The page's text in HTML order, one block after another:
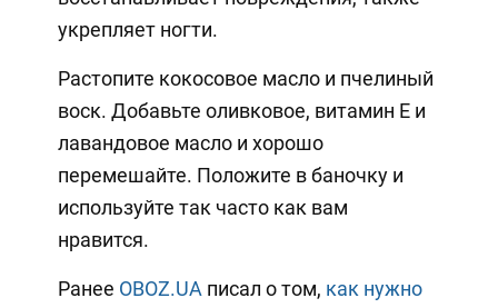
укрепляет ногти.
Растопите кокосовое масло и пчелиный
воск. Добавьте оливковое, витамин Е и
лавандовое масло и хорошо
перемешайте. Положите в баночку и
используйте так часто как вам
нравится.
Ранее OBOZ.UA писал о том, как нужно